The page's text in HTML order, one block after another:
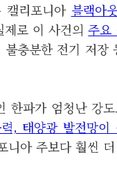
캘리포니아 블랙아
제로 이 사건의주요
충분한 전기 저장
한파가 엄청난
, 태양광 발전망이
니아 주보다 훨씬